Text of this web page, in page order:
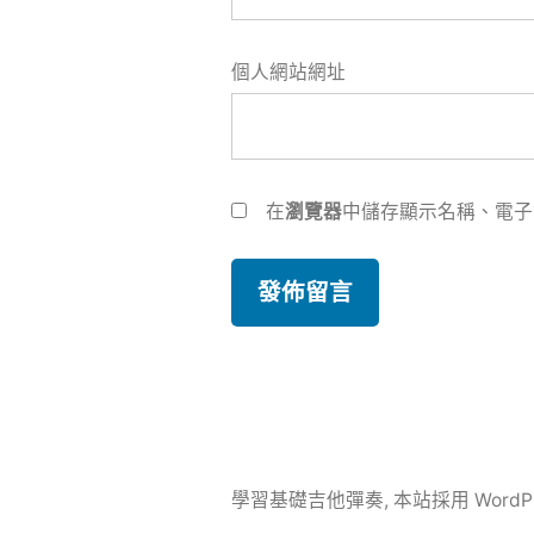
個人網站網址
在瀏覽器中儲存顯示名稱、電
學習基礎吉他彈奏, 本站採用